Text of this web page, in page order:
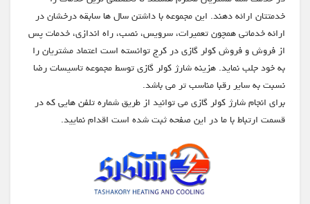
خدمتتان ارائه دهند. این مجموعه با داشتن سال ها سابقه درخشان در
ارائه خدماتی همچون تعمیرات، سرویس، نصب، راه اندازی، خدمات پس
از فروش و فروش کولر گازی در کرج توانسته است اعتماد مشتریان را
به خود جلب نماید. هزینه شارژ کولر گازی توسط مجموعه تاسیسات رضا
نسبت به سایر رقبا مناسب تر می باشد.
برای انجام شارژ کولر گازی می توانید از طریق شماره تلفن هایی که در
قسمت ارتباط با ما در این صفحه ثبت شده است اقدام نمایید.